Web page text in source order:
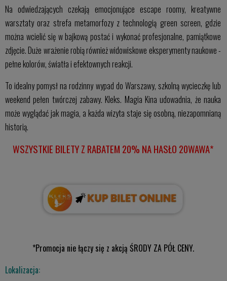
Na odwiedzających czekają emocjonujące escape roomy, kreatywne
warsztaty oraz strefa metamorfozy z technologią green screen, gdzie
można wcielić się w bajkową postać i wykonać profesjonalne, pamiątkowe
zdjęcie. Duże wrażenie robią również widowiskowe eksperymenty naukowe -
pełne kolorów, światła i efektownych reakcji.
To idealny pomysł na rodzinny wypad do Warszawy, szkolną wycieczkę lub
weekend pełen twórczej zabawy. Kleks. Magia Kina udowadnia, że nauka
może wyglądać jak magia, a każda wizyta staje się osobną, niezapomnianą
historią.
WSZYSTKIE BILETY Z RABATEM 20% NA HASŁO 20WAWA*
*Promocja nie łączy się z akcją ŚRODY ZA PÓŁ CENY.
Lokalizacja: